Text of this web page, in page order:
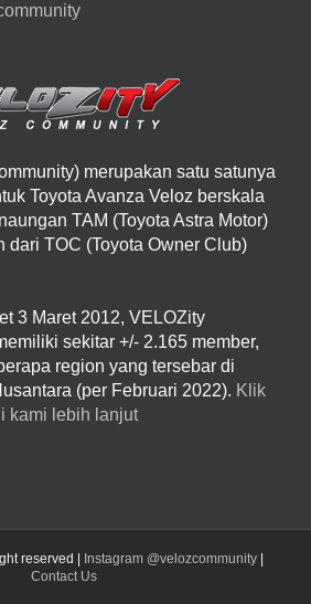
merupakan satu satunya
Toyota Avanza Veloz berskala
TAM (Toyota Astra Motor)
dari TOC (Toyota Owner Club)
3 Maret 2012, VELOZity
sekitar +/- 2.165 member,
region yang tersebar di
(per Februari 2022). Klik
kami lebih lanjut
reserved | Instagram @velozcommunity
Contact Us